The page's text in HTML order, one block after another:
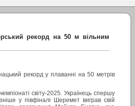
рекорд на 50 м вільним
рекорд у плаванні на 50 метрів
світу-2025. Українець спершу
у півфіналі Шеремет виграв свій